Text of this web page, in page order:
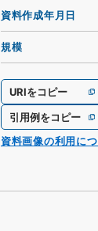
資料作成年月日
規模
URIをコピー
引用例をコピー
資料画像の利用に